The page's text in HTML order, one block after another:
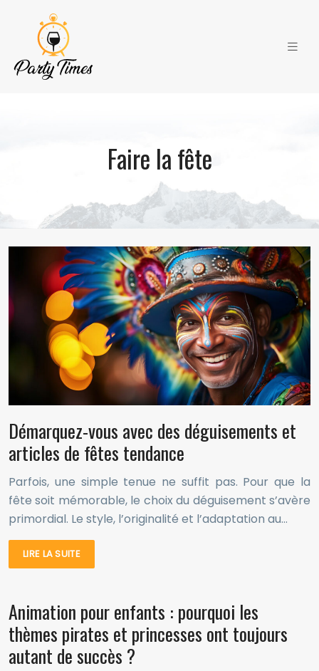
Faire la fête
Démarquez-vous avec des déguisements et
articles de fêtes tendance
Parfois, une simple tenue ne suffit pas. Pour que la
fête soit mémorable, le choix du déguisement s’avère
primordial. Le style, l’originalité et l’adaptation au…
LIRE LA SUITE
Animation pour enfants : pourquoi les
thèmes pirates et princesses ont toujours
autant de succès ?